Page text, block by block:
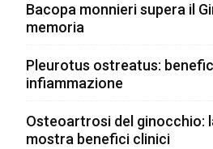
Bacopa monnieri supera il
memoria
Pleurotus ostreatus:
infiammazione
Osteoartrosi del ginocchio:
mostra benefici clinici